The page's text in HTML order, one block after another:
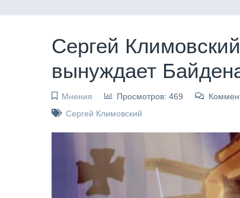
Сергей
вынуждает
Мнения Просмотров: 469
Сергей Климовский